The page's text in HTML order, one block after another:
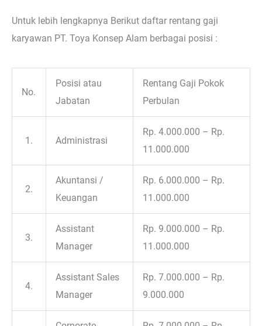
Untuk lebih lengkapnya Berikut daftar rentang gaji
karyawan PT. Toya Konsep Alam berbagai posisi :
No.
Posisi atau
Jabatan
Rentang Gaji Pokok
Perbulan
1. Administrasi
Rp. 4.000.000 – Rp.
11.000.000
2.
Akuntansi /
Keuangan
Rp. 6.000.000 – Rp.
11.000.000
3.
Assistant
Manager
Rp. 9.000.000 – Rp.
11.000.000
4.
Assistant Sales
Manager
Rp. 7.000.000 – Rp.
9.000.000